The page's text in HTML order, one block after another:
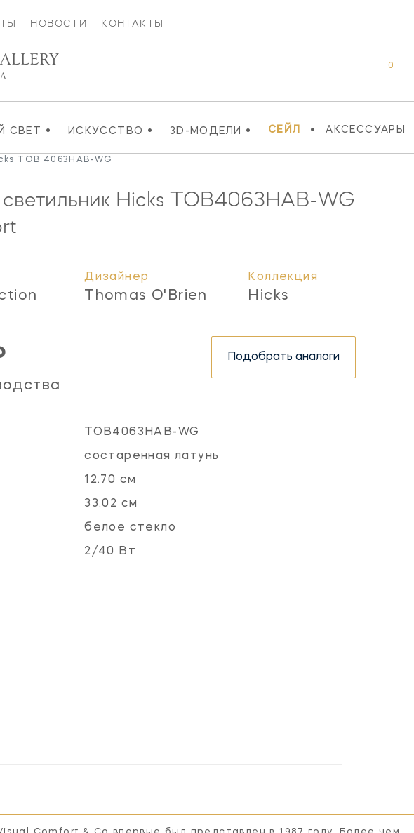
НОВОСТИ КОНТАКТЫ
СВЕТ • ИСКУССТВО • 3D-МОДЕЛИ • СЕЙЛ • АКСЕССУАРЫ
0
ALLERY
TOB 4063HAB-WG
Hicks TOB4063HAB-WG
Дизайнер
Thomas O'Brien
Коллекция
Hicks
Подобрать аналоги
TOB4063HAB-WG
состаренная латунь
12.70 см
33.02 см
белое стекло
2/40 Вт